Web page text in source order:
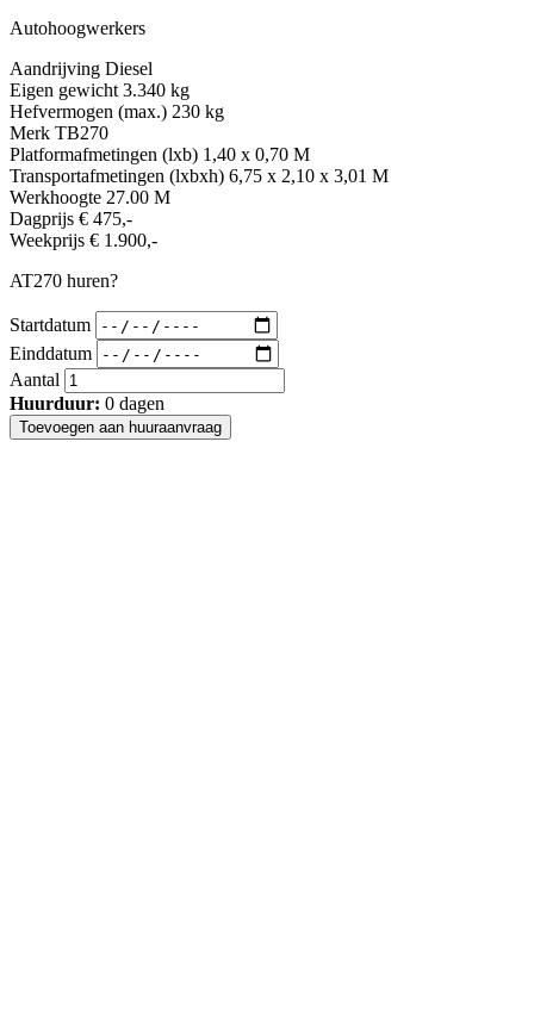
Autohoogwerkers
Aandrijving Diesel
Eigen gewicht 3.340 kg
Hefvermogen (max.) 230 kg
Merk TB270
Platformafmetingen (lxb) 1,40 x 0,70 M
Transportafmetingen (lxbxh) 6,75 x 2,10 x 3,01 M
Werkhoogte 27.00 M
Dagprijs € 475,-
Weekprijs € 1.900,-
AT270 huren?
Startdatum
Einddatum
Aantal
Huurduur: 0 dagen
Toevoegen aan huuraanvraag